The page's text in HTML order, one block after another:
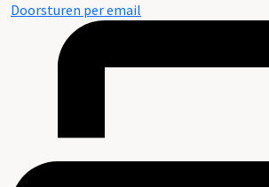
Doorsturen per email